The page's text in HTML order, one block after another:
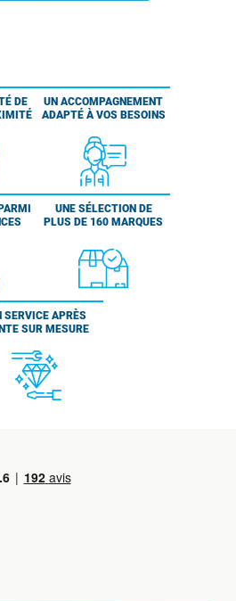
DE
UN ACCOMPAGNEMENT
ADAPTÉ À VOS BESOINS
UNE SÉLECTION DE
PLUS DE 160 MARQUES
SERVICE APRÈS
SUR MESURE